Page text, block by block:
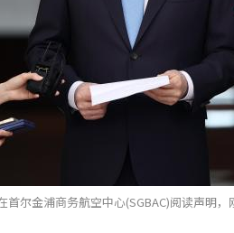
首尔金浦商务航空中心(SGBAC)阅读声明